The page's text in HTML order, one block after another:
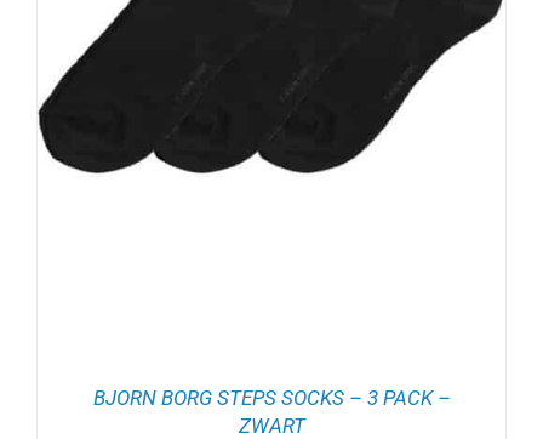
BJORN BORG STEPS SOCKS – 3 PACK –
ZWART